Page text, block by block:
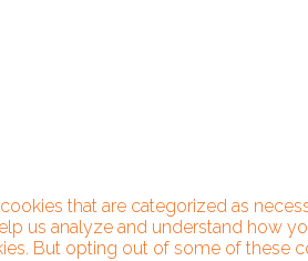
that are categorized as
us analyze and understand how
But opting out of some of these